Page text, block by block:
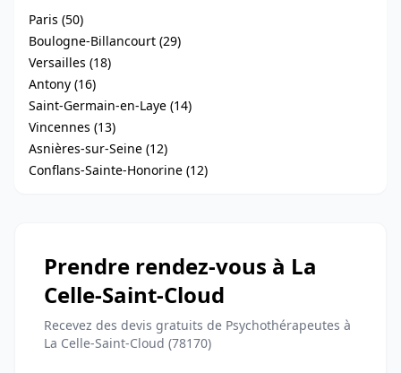
Paris (50)
Boulogne-Billancourt (29)
Versailles (18)
Antony (16)
Saint-Germain-en-Laye (14)
Vincennes (13)
Asnières-sur-Seine (12)
Conflans-Sainte-Honorine (12)
Prendre rendez-vous à La
Celle-Saint-Cloud
Recevez des devis gratuits de Psychothérapeutes à
La Celle-Saint-Cloud (78170)